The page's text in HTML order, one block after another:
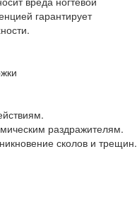
гарантирует
раздражителям.
сколов и трещин.